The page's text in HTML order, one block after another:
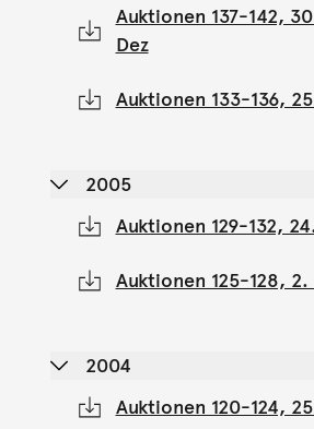
Auktionen 137-142,
Dez
Auktionen 133-136,
2005
Auktionen 129-132,
Auktionen 125-128,
2004
Auktionen 120-124,